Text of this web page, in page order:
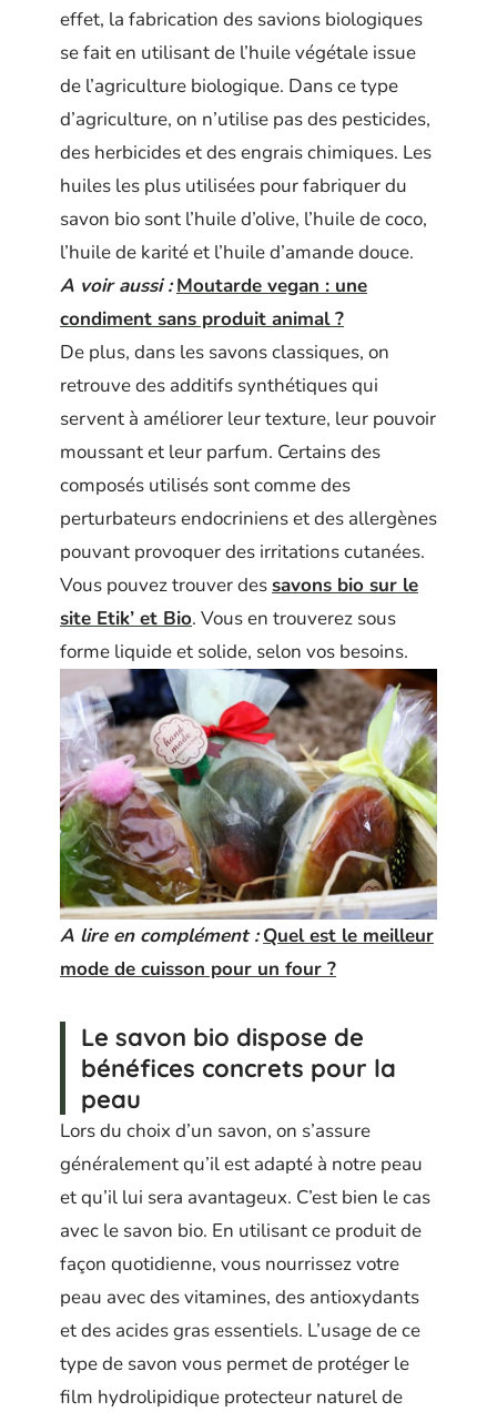
effet, la fabrication des savions biologiques
se fait en utilisant de l’huile végétale issue
de l’agriculture biologique. Dans ce type
d’agriculture, on n’utilise pas des pesticides,
des herbicides et des engrais chimiques. Les
huiles les plus utilisées pour fabriquer du
savon bio sont l’huile d’olive, l’huile de coco,
l’huile de karité et l’huile d’amande douce.
A voir aussi : Moutarde vegan : une
condiment sans produit animal ?
De plus, dans les savons classiques, on
retrouve des additifs synthétiques qui
servent à améliorer leur texture, leur pouvoir
moussant et leur parfum. Certains des
composés utilisés sont comme des
perturbateurs endocriniens et des allergènes
pouvant provoquer des irritations cutanées.
Vous pouvez trouver dessavons bio sur le
site Etik’ et Bio. Vous en trouverez sous
forme liquide et solide, selon vos besoins.
A lire en complément : Quel est le meilleur
mode de cuisson pour un four ?
Le savon bio dispose de
bénéfices concrets pour la
peau
Lors du choix d’un savon, on s’assure
généralement qu’il est adapté à notre peau
et qu’il lui sera avantageux. C’est bien le cas
avec le savon bio. En utilisant ce produit de
façon quotidienne, vous nourrissez votre
peau avec des vitamines, des antioxydants
et des acides gras essentiels. L’usage de ce
type de savon vous permet de protéger le
film hydrolipidique protecteur naturel de